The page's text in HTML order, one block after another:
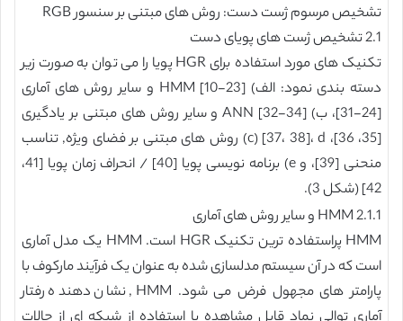
تشخیص مرسوم ژست دست: روش های مبتنی بر سنسور RGB
2.1 تشخیص ژست های پویای دست
تکنیک های مورد استفاده برای HGR پویا را می توان به صورت زیر
دسته بندی نمود: الف) HMM [10-23] و سایر روش های آماری
[24-31]، ب) ANN [32-34] و سایر روش های مبتنی بر یادگیری
[35، 36]، c) [37، 38]، d) روش های مبتنی بر فضای ویژه, تناسب
منحنی [39]، و e) برنامه نویسی پویا [40] / انحراف زمان پویا [41،
42] (شکل 3).
2.1.1 HMM و سایر روش های آماری
HMM پراستفاده ترین تکنیک HGR است. HMM یک مدل آماری
است که در آن سیستم مدلسازی شده به عنوان یک فرآیند مارکوف با
پارامتر های مجهول فرض می شود. HMM, نشان دهنده رفتار